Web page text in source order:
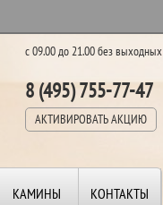
с 09.00 до 21.00 без выходных
8 (495) 755-77-47
АКТИВИРОВАТЬ АКЦИЮ
КАМИНЫ КОНТАКТЫ